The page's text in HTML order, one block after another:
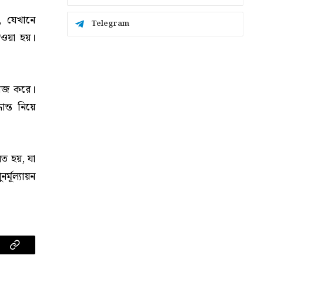
হয়।
করে।
নিয়ে
হয়, যা
Copy
Telegram